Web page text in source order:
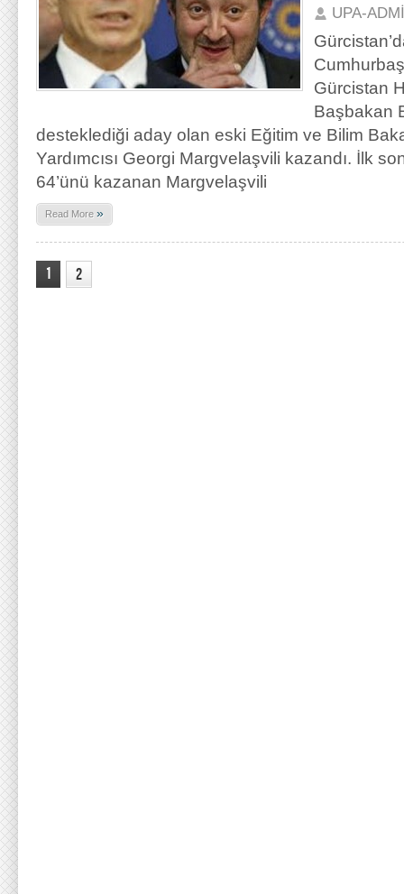
UPA-
Gürcistan
Başbakan
desteklediği aday olan eski Eğitim ve Bilim
Yardımcısı Georgi Margvelaşvili kazandı. İlk
64’ünü kazanan Margvelaşvili
Read More »
1 2